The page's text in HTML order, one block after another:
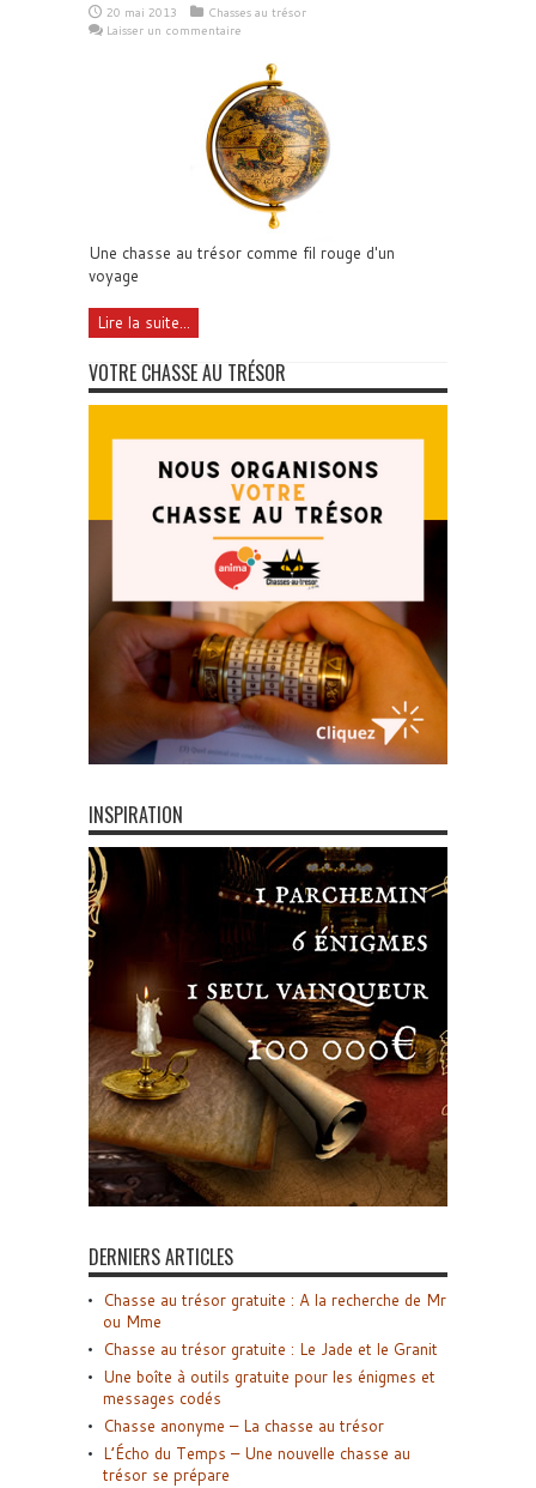
20 mai 2013
Chasses au trésor
Laisser un commentaire
Une chasse au trésor comme fil rouge d'un
voyage
Lire la suite...
VOTRE CHASSE AU TRÉSOR
INSPIRATION
DERNIERS ARTICLES
Chasse au trésor gratuite : A la recherche de Mr
ou Mme
Chasse au trésor gratuite : Le Jade et le Granit
Une boîte à outils gratuite pour les énigmes et
messages codés
Chasse anonyme – La chasse au trésor
L’Écho du Temps – Une nouvelle chasse au
trésor se prépare